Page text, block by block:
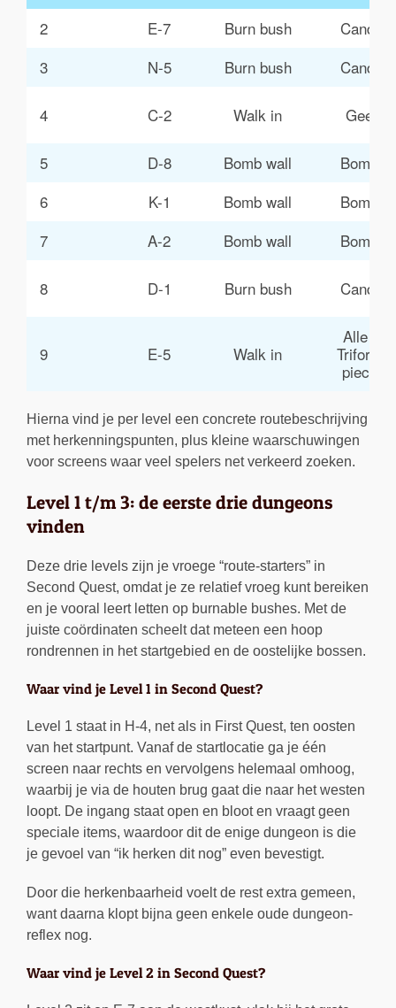
2 E-7 Burn bush
Candle
3
N-5 Burn bush Candle
4 C-2 Walk in Geen
5 D-8 Bomb wall
Bombs
6
K-1 Bomb wall
Bombs
7
A-2 Bomb wall Bombs
8 D-1 Burn bush Candle
9 E-5 Walk in
Alle 8
Triforce
pieces
Hierna vind je per level een concrete routebeschrijving
met herkenningspunten, plus kleine waarschuwingen
voor screens waar veel spelers net verkeerd zoeken.
Level 1 t/m 3: de eerste drie dungeons
vinden
Deze drie levels zijn je vroege “route-starters” in
Second Quest, omdat je ze relatief vroeg kunt bereiken
en je vooral leert letten op burnable bushes. Met de
juiste coördinaten scheelt dat meteen een hoop
rondrennen in het startgebied en de oostelijke bossen.
Waar vind je Level 1 in Second Quest?
Level 1 staat in H-4, net als in First Quest, ten oosten
van het startpunt. Vanaf de startlocatie ga je één
screen naar rechts en vervolgens helemaal omhoog,
waarbij je via de houten brug gaat die naar het westen
loopt. De ingang staat open en bloot en vraagt geen
speciale items, waardoor dit de enige dungeon is die
je gevoel van “ik herken dit nog” even bevestigt.
Door die herkenbaarheid voelt de rest extra gemeen,
want daarna klopt bijna geen enkele oude dungeon-
reflex nog.
Waar vind je Level 2 in Second Quest?